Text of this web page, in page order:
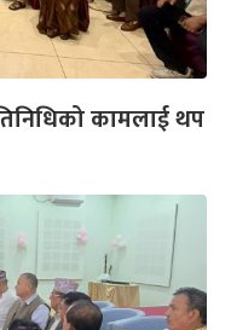
कामलाई थप